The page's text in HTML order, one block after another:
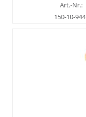
Art.-Nr.:
150-10-944